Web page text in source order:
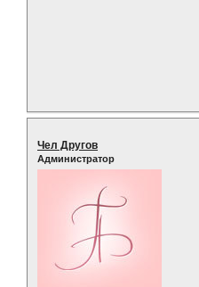
Чел Другов
Администратор